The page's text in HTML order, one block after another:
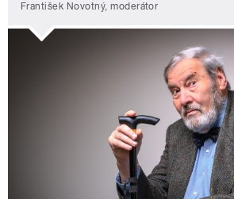
František Novotný, moderátor